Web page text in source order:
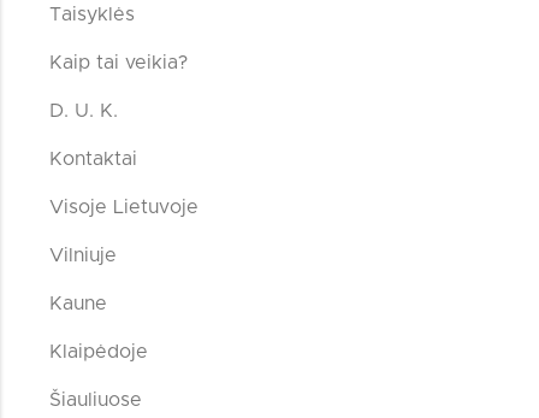
Taisyklės
Kaip tai veikia?
D. U. K.
Kontaktai
Visoje Lietuvoje
Vilniuje
Kaune
Klaipėdoje
Šiauliuose